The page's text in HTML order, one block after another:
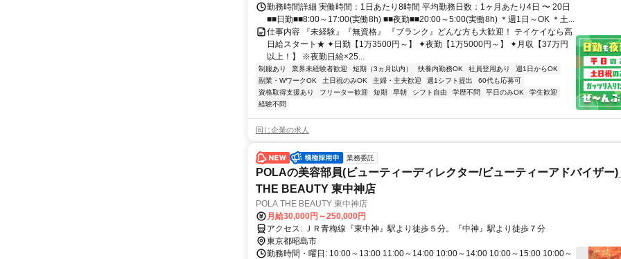
勤務時間詳細 実働時間：1日あたり8時間 平均勤務日数：1ヶ月あたり4日 〜 20日
■■日勤■■8:00～17:00(実働8h) ■■夜勤■■20:00～5:00(実働8h) ＊週1日～OK ＊土...
仕事内容 『未経験』『無資格』 『ブランク』どんな方も大歓迎！ テイケイなら高
日給スタート★ ✦日勤【1万3500円～】 ✦夜勤【1万5000円～】 ✦月収【37万円
以上！】 ※夜勤日給×25...
制服あり 業界未経験者歓迎 短期（3ヵ月以内） 扶養内勤務OK 社員登用あり
週1日からOK
副業・WワークOK
土日祝のみOK 主婦・主夫歓迎 週1シフト提出
60代も応募可
資格取得支援あり
フリーター歓迎 短期 早朝 シフト自由 学歴不問 平日のみOK
学生歓迎
経験不問
同じ企業の求人
業務委託
POLAの美容部員(ビューティーディレクター/ビューティーアドバイザー
THE BEAUTY 東中神店
POLA THE BEAUTY 東中神店
月給30,000円～250,000円
アクセス: ＪＲ青梅線『東中神』駅より徒歩５分。『中神』駅より徒歩７分
東京都昭島市
勤務時間・曜日: 10:00～13:00 11:00～14:00 10:00～14:00 10:00～15:00 10:00～